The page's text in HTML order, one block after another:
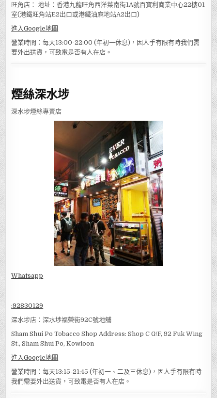
旺角店： 地址：香港九龍旺角西洋菜南街1A號百寶利商業中心22樓01
室(港鐵旺角站E2出口或港鐵油麻地站A2出口)
進入Google地圖
營業時間：每天13:00-22:00 (年初一休息)，因人手有限有時我們需
要外出送貨，可致電是否有人在店。
煙絲深水埗
深水埗煙絲專賣店
Whatsapp
:92830129
深水埗店：深水埗福榮街92C號地舖
Sham Shui Po Tobacco Shop Address: Shop C G/F, 92 Fuk Wing
St., Sham Shui Po, Kowloon
進入Google地圖
營業時間：每天13:15-21:45 (年初一、二及三休息)，因人手有限有時
我們需要外出送貨，可致電是否有人在店。